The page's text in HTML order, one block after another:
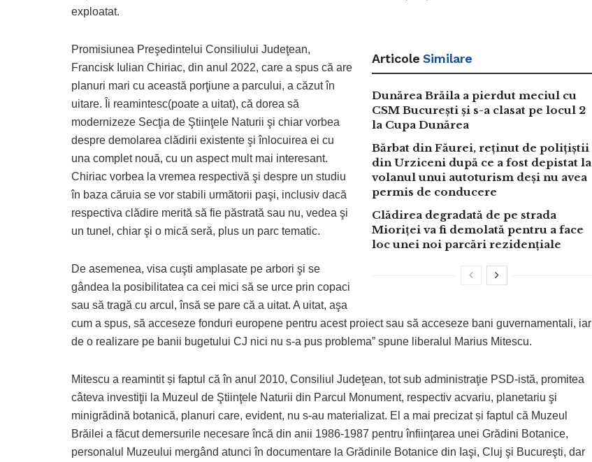
exploatat.
Articole Similare
Dunărea Brăila a pierdut meciul cu
CSM București și s-a clasat pe locul 2
la Cupa Dunărea
Bărbat din Făurei, reținut de polițiștii
din Urziceni după ce a fost depistat la
volanul unui autoturism deși nu avea
permis de conducere
Clădirea degradată de pe strada
Mioriței va fi demolată pentru a face
loc unei noi parcări rezidențiale
Promisiunea Preşedintelui Consiliului Judeţean,
Francisk Iulian Chiriac, din anul 2022, care a spus că are
planuri mari cu această porţiune a parcului, a căzut în
uitare. Îi reamintesc(poate a uitat), că dorea să
modernizeze Secţia de Ştiinţele Naturii şi chiar vorbea
despre demolarea clădirii existente şi înlocuirea ei cu
una complet nouă, cu un aspect mult mai interesant.
Chiriac vorbea la vremea respectivă şi despre un studiu
în baza căruia se vor stabili următorii paşi, inclusiv dacă
respectiva clădire merită să fie păstrată sau nu, vedea şi
un tunel, chiar şi o mică seră, plus un parc tematic.
De asemenea, visa cuşti amplasate pe arbori şi se
gândea la posibilitatea ca cei mici să se urce prin copaci
sau să tragă cu arcul, însă se pare că a uitat. A uitat, aşa
cum a spus, să acceseze fonduri europene pentru acest proiect sau să acceseze bani guvernamentali, iar
de o realizare pe banii bugetului CJ nici nu s-a pus problema” spune liberalul Marius Mitescu.
Mitescu a reamintit și faptul că în anul 2010, Consiliul Judeţean, tot sub administraţie PSD-istă, promitea
câteva investiţii la Muzeul de Ştiinţele Naturii din Parcul Monument, respectiv acvariu, planetariu şi
minigrădină botanică, planuri care, evident, nu s-au materializat. El a mai precizat și faptul că Muzeul
Brăilei a făcut demersurile necesare încă din anii 1986-1987 pentru înfiinţarea unei Grădini Botanice,
personalul Muzeului mergând atunci în documentare la Grădinile Botanice din Iaşi, Cluj şi Bucureşti, dar